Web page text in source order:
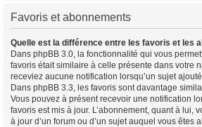
Favoris et abonnements
Quelle est la différence entre les favoris et les
Dans phpBB 3.0, la fonctionnalité qui vous
favoris était similaire à celle présente dans votre
receviez aucune notification lorsqu’un sujet
Dans phpBB 3.3, les favoris sont davantage
Vous pouvez à présent recevoir une notification
favoris est mis à jour. L’abonnement, quant à lui,
à jour d’un forum ou d’un sujet auquel vous êtes